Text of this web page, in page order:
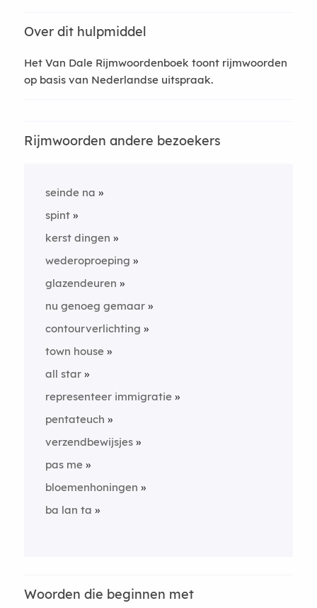
Over dit hulpmiddel
Het Van Dale Rijmwoordenboek toont rijmwoorden
op basis van Nederlandse uitspraak.
Rijmwoorden andere bezoekers
seinde na
spint
kerst dingen
wederoproeping
glazendeuren
nu genoeg gemaar
contourverlichting
town house
all star
representeer immigratie
pentateuch
verzendbewijsjes
pas me
bloemenhoningen
ba lan ta
Woorden die beginnen met